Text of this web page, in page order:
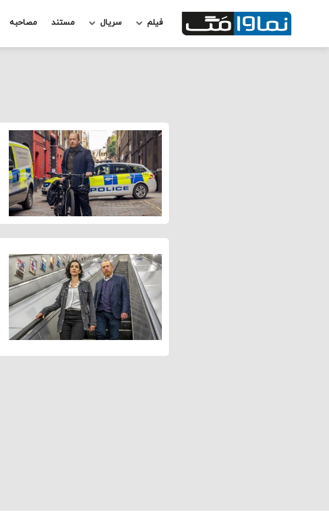
فیلم سریال مستند مصاحبه